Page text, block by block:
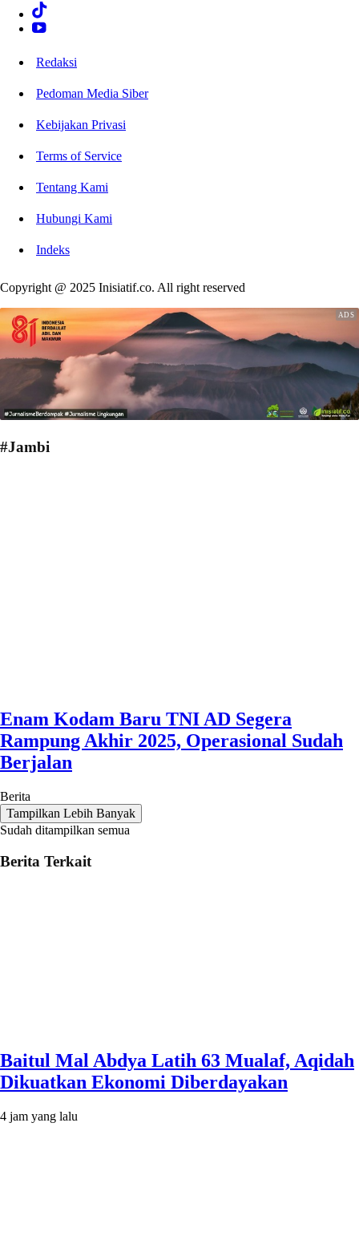
Redaksi
Pedoman Media Siber
Kebijakan Privasi
Terms of Service
Tentang Kami
Hubungi Kami
Indeks
Copyright @ 2025 Inisiatif.co. All right reserved
#Jambi
Enam Kodam Baru TNI AD Segera
Rampung Akhir 2025, Operasional Sudah
Berjalan
Berita
Tampilkan Lebih Banyak
Sudah ditampilkan semua
Berita Terkait
Baitul Mal Abdya Latih 63 Mualaf, Aqidah
Dikuatkan Ekonomi Diberdayakan
4 jam yang lalu